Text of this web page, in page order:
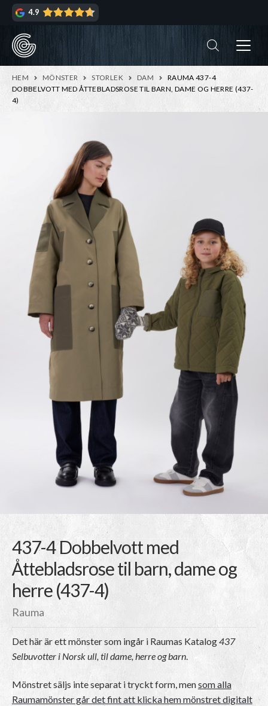
Hoppa
navigering
Hoppa
innehåll
4.9
HEM MÖNSTER STORLEK DAM
RAUMA 437-4
DOBBELVOTT MED ÅTTEBLADSROSE TIL BARN, DAME OG HERRE (437-
4)
437-4 Dobbelvott med
Åttebladsrose til barn, dame og
herre (437-4)
Rauma
Det här är ett mönster som ingår i Raumas Katalog437
Selbuvotter i Norsk ull, til dame, herre og barn.
Mönstret säljs inte separat i tryckt form, mensom alla
Raumamönster går det fint att klicka hem mönstret digitalt